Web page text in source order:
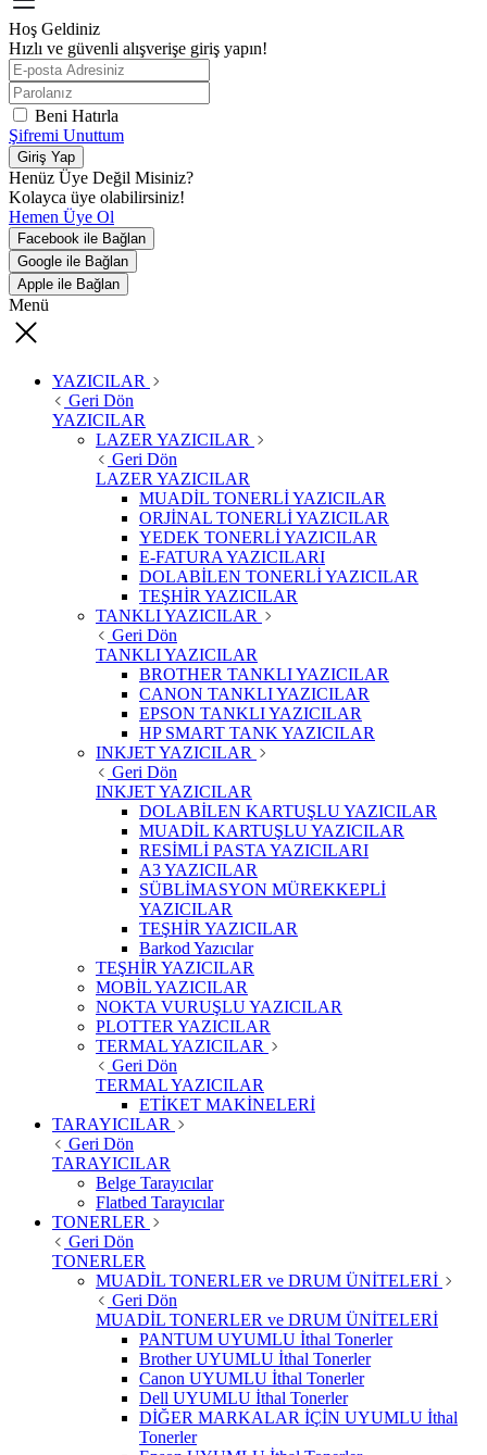
Hoş Geldiniz
Hızlı ve güvenli alışverişe giriş yapın!
Beni Hatırla
Şifremi Unuttum
Giriş Yap
Henüz Üye Değil Misiniz?
Kolayca üye olabilirsiniz!
Hemen Üye Ol
Facebook ile Bağlan
Google ile Bağlan
Apple ile Bağlan
Menü
YAZICILAR
Geri Dön
YAZICILAR
LAZER YAZICILAR
Geri Dön
LAZER YAZICILAR
MUADİL TONERLİ YAZICILAR
ORJİNAL TONERLİ YAZICILAR
YEDEK TONERLİ YAZICILAR
E-FATURA YAZICILARI
DOLABİLEN TONERLİ YAZICILAR
TEŞHİR YAZICILAR
TANKLI YAZICILAR
Geri Dön
TANKLI YAZICILAR
BROTHER TANKLI YAZICILAR
CANON TANKLI YAZICILAR
EPSON TANKLI YAZICILAR
HP SMART TANK YAZICILAR
INKJET YAZICILAR
Geri Dön
INKJET YAZICILAR
DOLABİLEN KARTUŞLU YAZICILAR
MUADİL KARTUŞLU YAZICILAR
RESİMLİ PASTA YAZICILARI
A3 YAZICILAR
SÜBLİMASYON MÜREKKEPLİ
YAZICILAR
TEŞHİR YAZICILAR
Barkod Yazıcılar
TEŞHİR YAZICILAR
MOBİL YAZICILAR
NOKTA VURUŞLU YAZICILAR
PLOTTER YAZICILAR
TERMAL YAZICILAR
Geri Dön
TERMAL YAZICILAR
ETİKET MAKİNELERİ
TARAYICILAR
Geri Dön
TARAYICILAR
Belge Tarayıcılar
Flatbed Tarayıcılar
TONERLER
Geri Dön
TONERLER
MUADİL TONERLER ve DRUM ÜNİTELERİ
Geri Dön
MUADİL TONERLER ve DRUM ÜNİTELERİ
PANTUM UYUMLU İthal Tonerler
Brother UYUMLU İthal Tonerler
Canon UYUMLU İthal Tonerler
Dell UYUMLU İthal Tonerler
DİĞER MARKALAR İÇİN UYUMLU İthal
Tonerler